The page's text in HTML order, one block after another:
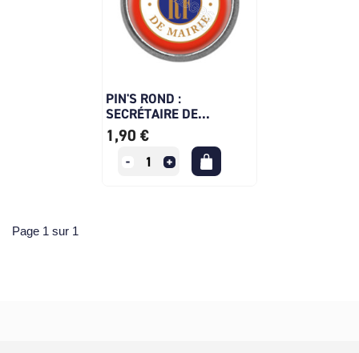
PIN'S ROND :
SECRÉTAIRE DE...
1,90 €
Page 1 sur 1